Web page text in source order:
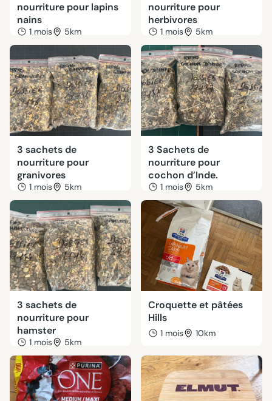
nourriture pour lapins
nains
1 mois 5km
nourriture pour
herbivores
1 mois 5km
3 sachets de
nourriture pour
granivores
1 mois 5km
3 Sachets de
nourriture pour
cochon d’Inde.
1 mois 5km
3 sachets de
nourriture pour
hamster
1 mois 5km
Croquette et pâtées
Hills
1 mois 10km